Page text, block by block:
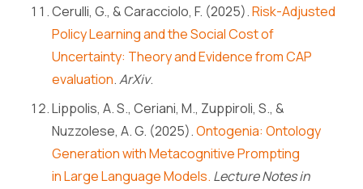
Cerulli, G., & Caracciolo, F. (2025).Risk-Adjusted
Policy Learning and the Social Cost of
Uncertainty: Theory and Evidence from CAP
evaluation.ArXiv.
Lippolis, A. S., Ceriani, M., Zuppiroli, S., &
Nuzzolese, A. G. (2025).Ontogenia: Ontology
Generation with Metacognitive Prompting
in Large Language Models. Lecture Notes in